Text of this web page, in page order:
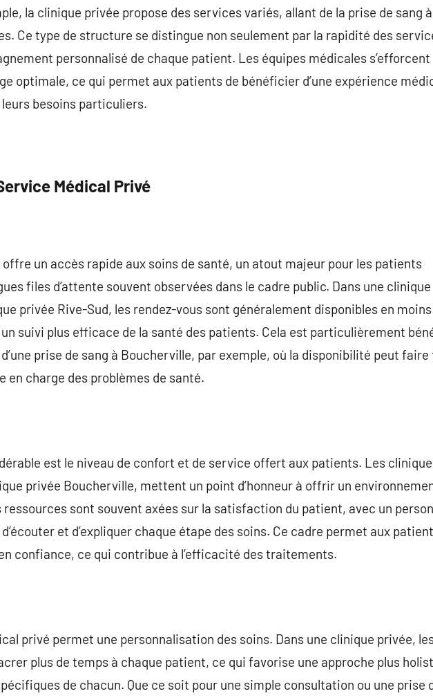
la clinique privée propose des services variés, allant de la prise de sang
Ce type de structure se distingue non seulement par la rapidité des
personnalisé de chaque patient. Les équipes médicales s’efforcent
optimale, ce qui permet aux patients de bénéficier d’une expérience
besoins particuliers.
Médical Privé
un accès rapide aux soins de santé, un atout majeur pour les patients
files d’attente souvent observées dans le cadre public. Dans une clinique
privée Rive-Sud, les rendez-vous sont généralement disponibles en
suivi plus efficace de la santé des patients. Cela est particulièrement
prise de sang à Boucherville, par exemple, où la disponibilité peut
en charge des problèmes de santé.
est le niveau de confort et de service offert aux patients. Les
privée Boucherville, mettent un point d’honneur à offrir un
sont souvent axées sur la satisfaction du patient, avec un
et d’expliquer chaque étape des soins. Ce cadre permet aux
confiance, ce qui contribue à l’efficacité des traitements.
privé permet une personnalisation des soins. Dans une clinique privée,
plus de temps à chaque patient, ce qui favorise une approche plus
de chacun. Que ce soit pour une simple consultation ou une prise